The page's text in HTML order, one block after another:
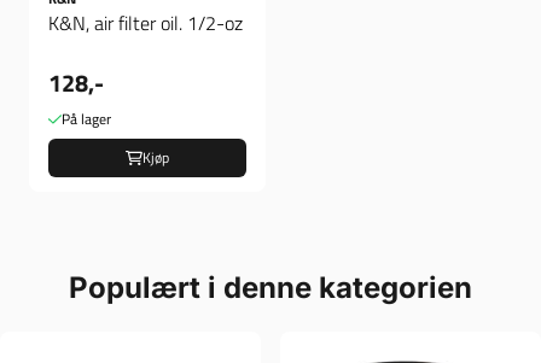
K&N, air filter oil. 1/2-oz
128,-
På lager
Kjøp
Populært i denne kategorien